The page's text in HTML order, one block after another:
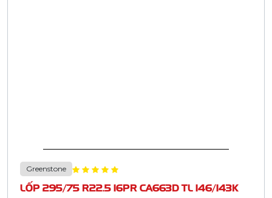
Greenstone
LỐP 295/75 R22.5 16PR CA663D TL 146/143K